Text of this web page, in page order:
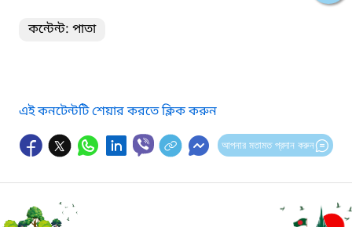
কন্টেন্ট: পাতা
এই কনটেন্টটি শেয়ার করতে ক্লিক করুন
আপনার মতামত প্রদান করুন